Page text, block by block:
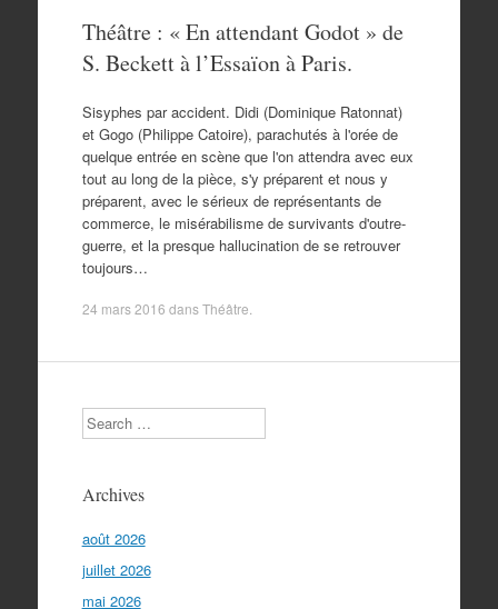
Théâtre : « En attendant Godot » de
S. Beckett à l’Essaïon à Paris.
Sisyphes par accident. Didi (Dominique Ratonnat)
et Gogo (Philippe Catoire), parachutés à l'orée de
quelque entrée en scène que l'on attendra avec eux
tout au long de la pièce, s'y préparent et nous y
préparent, avec le sérieux de représentants de
commerce, le misérabilisme de survivants d'outre-
guerre, et la presque hallucination de se retrouver
toujours…
24 mars 2016 dansThéâtre
Search
Archives
août 2026
juillet 2026
mai 2026